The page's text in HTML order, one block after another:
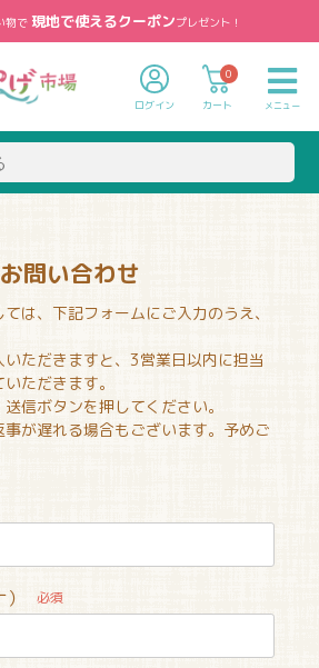
物で 現地で使えるクーポンプレゼント！
ログイン
0
カート メニュー
お問い合わせ
は、下記フォームにご入力のうえ、
ただきますと、3営業日以内に担当
ただきます。
信ボタンを押してください。
事が遅れる場合もございます。予めご
必須